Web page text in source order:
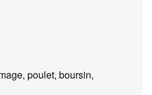
poulet, boursin,